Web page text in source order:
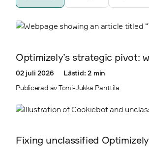
Optimizely’s strategic pivot:
02 juli 2026
Lästid: 2 min
Publicerad av Tomi-Jukka Panttila
Fixing unclassified